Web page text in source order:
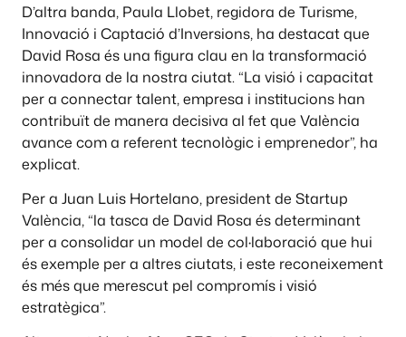
D’altra banda, Paula Llobet, regidora de Turisme,
Innovació i Captació d’Inversions, ha destacat que
David Rosa és una figura clau en la transformació
innovadora de la nostra ciutat. “La visió i capacitat
per a connectar talent, empresa i institucions han
contribuït de manera decisiva al fet que València
avance com a referent tecnològic i emprenedor”, ha
explicat.
Per a Juan Luis Hortelano, president de Startup
València, “la tasca de David Rosa és determinant
per a consolidar un model de col·laboració que hui
és exemple per a altres ciutats, i este reconeixement
és més que merescut pel compromís i visió
estratègica”.